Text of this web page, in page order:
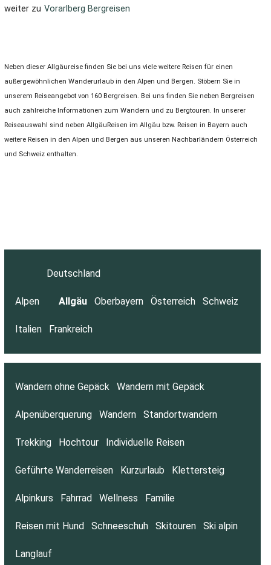
weiter zu Vorarlberg Bergreisen
Neben dieser Allgäureise finden Sie bei uns viele weitere Reisen für einen
außergewöhnlichen Wanderurlaub in den Alpen und Bergen. Stöbern Sie in
unserem Reiseangebot von 160 Bergreisen. Bei uns finden Sie neben Bergreisen
auch zahlreiche Informationen zum Wandern und zu Bergtouren. In unserer
Reiseauswahl sind neben AllgäuReisen im Allgäu bzw. Reisen in Bayern auch
weitere Reisen in den Alpen und Bergen aus unseren Nachbarländern Österreich
und Schweiz enthalten.
Alpen
Deutschland
Allgäu Oberbayern Österreich Schweiz
Italien Frankreich
Wandern ohne Gepäck Wandern mit Gepäck
Alpenüberquerung Wandern Standortwandern
Trekking Hochtour Individuelle Reisen
Geführte Wanderreisen Kurzurlaub Klettersteig
Alpinkurs Fahrrad Wellness Familie
Reisen mit Hund Schneeschuh Skitouren Ski alpin
Langlauf